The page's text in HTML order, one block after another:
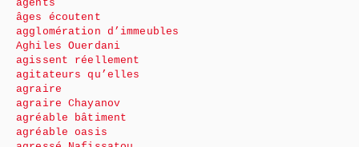
agents
âges écoutent
agglomération d’immeubles
Aghiles Ouerdani
agissent réellement
agitateurs qu’elles
agraire
agraire Chayanov
agréable bâtiment
agréable oasis